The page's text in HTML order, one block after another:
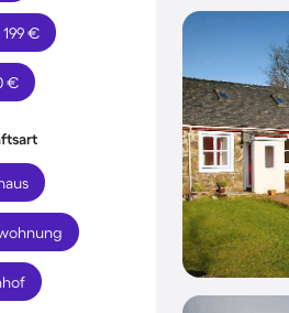
€
€